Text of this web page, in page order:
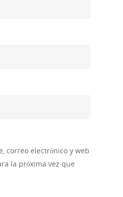
correo electrónico y web
la próxima vez que